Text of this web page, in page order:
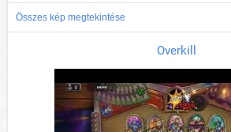
Összes kép megtekintése
Overkill